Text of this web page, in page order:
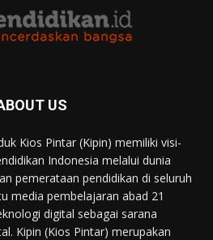
US
Kios Pintar (Kipin) memiliki visi-
Indonesia melalui dunia
pemerataan pendidikan di seluruh
media pembelajaran abad 21
digital sebagai sarana
Kipin (Kios Pintar) merupakan